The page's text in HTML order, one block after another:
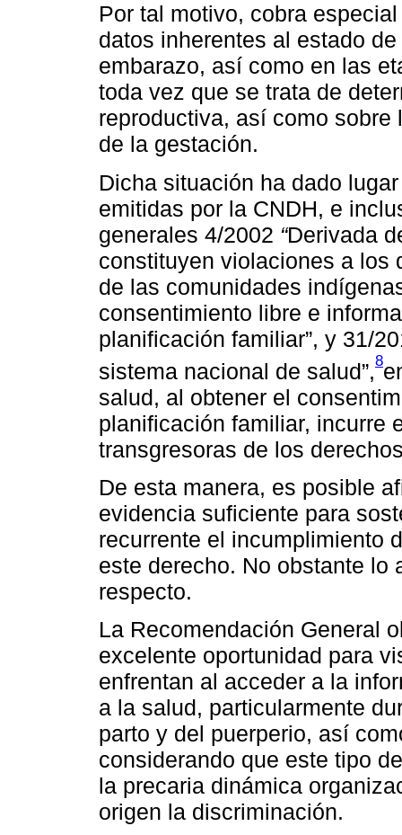
Por tal motivo, cobra
datos inherentes al estado
embarazo, así como en las
toda vez que se trata de
reproductiva, así como
de la gestación.
Dicha situación ha dado
emitidas por la CNDH, e
generales 4/2002 “Derivada
constituyen violaciones a los
de las comunidades
consentimiento libre e
planificación familiar”, y 31/
sistema nacional de salud”,8
salud, al obtener el
planificación familiar, incurre
transgresoras de los
De esta manera, es posible
evidencia suficiente para
recurrente el incumplimiento
este derecho. No obstante lo
respecto.
La Recomendación General
excelente oportunidad para
enfrentan al acceder a la
a la salud, particularmente
parto y del puerperio, así
considerando que este tipo
la precaria dinámica
origen la discriminación.